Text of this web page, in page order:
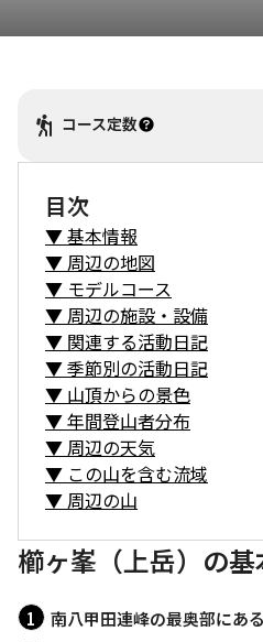
コース定数
目次
▼基本情報
▼ 周辺の地図
▼ モデルコース
▼ 周辺の施設・設備
▼ 関連する活動日記
▼季節別の活動日記
▼ 山頂からの景色
▼年間登山者分布
▼ 周辺の天気
▼ この山を含む流域
▼ 周辺の山
櫛ヶ峯（上岳）の
南八甲田連峰の最奥部にあ